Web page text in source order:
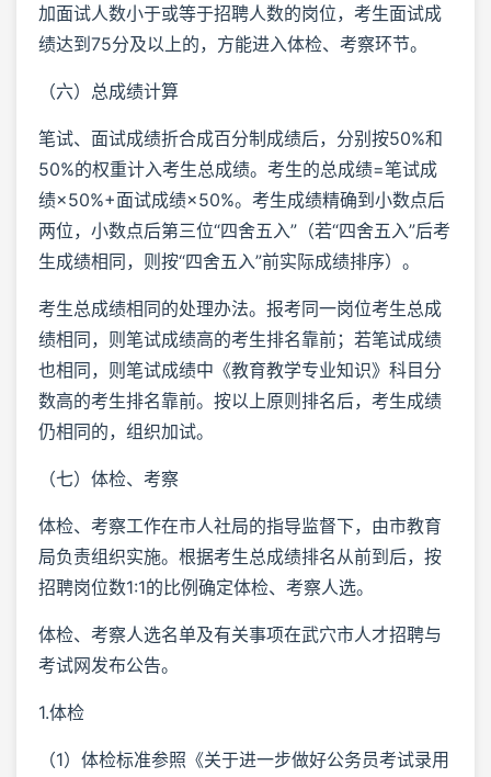
加面试人数小于或等于招聘人数的岗位，考生面试成
绩达到75分及以上的，方能进入体检、考察环节。
（六）总成绩计算
笔试、面试成绩折合成百分制成绩后，分别按50%和
50%的权重计入考生总成绩。考生的总成绩=笔试成
绩×50%+面试成绩×50%。考生成绩精确到小数点后
两位，小数点后第三位“四舍五入”（若“四舍五入”后考
生成绩相同，则按“四舍五入”前实际成绩排序）。
考生总成绩相同的处理办法。报考同一岗位考生总成
绩相同，则笔试成绩高的考生排名靠前；若笔试成绩
也相同，则笔试成绩中《教育教学专业知识》科目分
数高的考生排名靠前。按以上原则排名后，考生成绩
仍相同的，组织加试。
（七）体检、考察
体检、考察工作在市人社局的指导监督下，由市教育
局负责组织实施。根据考生总成绩排名从前到后，按
招聘岗位数1:1的比例确定体检、考察人选。
体检、考察人选名单及有关事项在武穴市人才招聘与
考试网发布公告。
1.体检
（1）体检标准参照《关于进一步做好公务员考试录用